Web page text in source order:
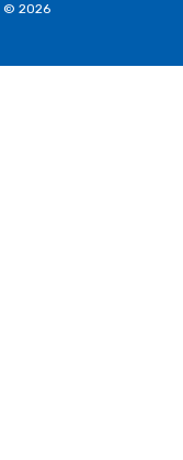
© 2026